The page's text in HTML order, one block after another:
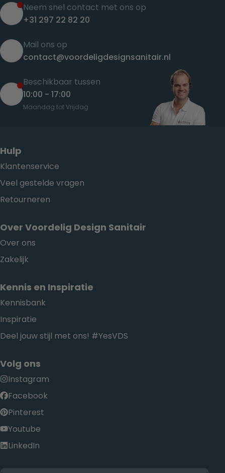
Neem snel contact met ons op
+31 297 22 82 20
Mail ons op
contact@voordeligdesignsanitair.nl
Beschikbaar tussen
10:00 - 17:00
Maandag tot Vrijdag
Hulp
Klantenservice
Veel gestelde vragen
Retourneren
Over Voordelig Design Sanitair
Over ons
Zakelijk
Kennis en Inspiratie
Kennisbank
Inspiratie
Deel jouw stijl met ons! #YesVDS
Volg ons
Instagram
Facebook
Pinterest
Youtube
LinkedIn